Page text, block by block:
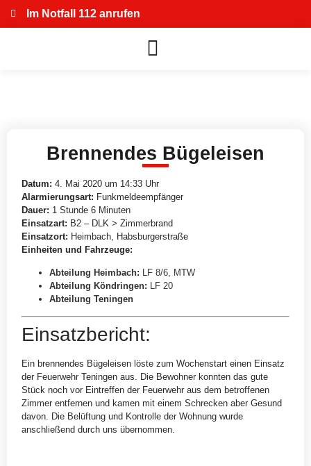
Im Notfall 112 anrufen
Brennendes Bügeleisen
Datum: 4. Mai 2020 um 14:33 Uhr
Alarmierungsart: Funkmeldeempfänger
Dauer: 1 Stunde 6 Minuten
Einsatzart: B2 – DLK > Zimmerbrand
Einsatzort: Heimbach, Habsburgerstraße
Einheiten und Fahrzeuge:
Abteilung Heimbach: LF 8/6, MTW
Abteilung Köndringen: LF 20
Abteilung Teningen
Einsatzbericht:
Ein brennendes Bügeleisen löste zum Wochenstart einen Einsatz
der Feuerwehr Teningen aus. Die Bewohner konnten das gute
Stück noch vor Eintreffen der Feuerwehr aus dem betroffenen
Zimmer entfernen und kamen mit einem Schrecken aber Gesund
davon. Die Belüftung und Kontrolle der Wohnung wurde
anschließend durch uns übernommen.